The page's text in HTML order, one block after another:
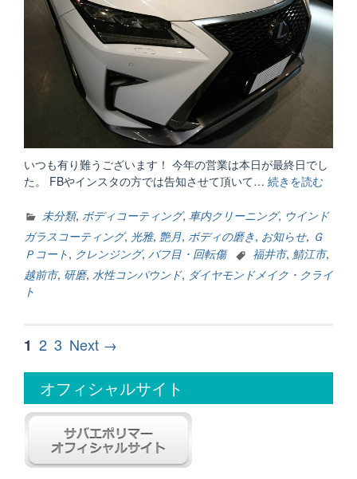
いつも有り難うございます！ 今年の営業は本日が最終日でし
た。 FBやインスタの方では告知させて頂いて… 続きを読む
も
年・
未分類, ボディコーティング, 車内クリーニング, ウインド
ガラスコーティング, 光雅, 艶月, ボディの磨き, お知らせ, Ｇ
Ｐコート, クレンジング, バフ目・回転傷 福井市, 鯖江市,
越前市, 研磨, 水性コンパウンド, ダイヤモンドメイク・クライ
ト
投
稿
ナ
ビ
ー
Page
1 Page
2 Page
3 Next →
オフィシャルサイト